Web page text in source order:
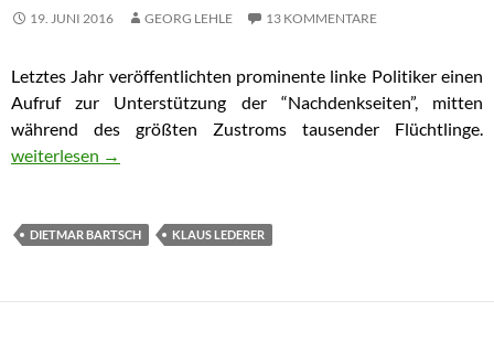
19. JUNI 2016 GEORG LEHLE 13 KOMMENTARE
Letztes Jahr veröffentlichten prominente linke Politiker einen
Aufruf zur Unterstützung der “Nachdenkseiten”, mitten
während des größten Zustroms tausender Flüchtlinge.
Deswegen wechseln Wähler der Linkspartei zur Alternative für
weiterlesen →
DIETMAR BARTSCH KLAUS LEDERER